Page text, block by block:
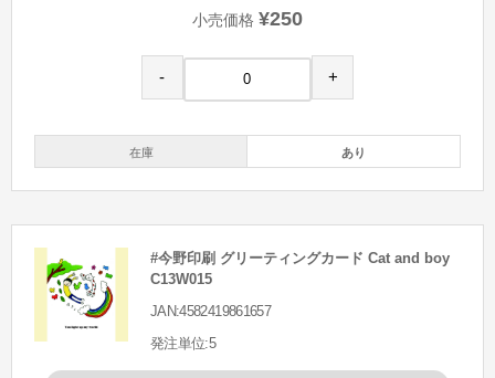
小売価格 ¥250
- +
在庫 あり
#今野印刷 グリーティングカード Cat and boy
C13W015
JAN:4582419861657
発注単位:5